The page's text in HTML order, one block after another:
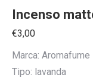
Incenso
€3,00
Marca: Aromafume
Tipo: lavanda